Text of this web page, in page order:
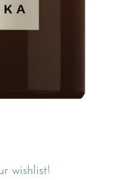
wishlist!